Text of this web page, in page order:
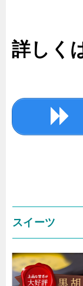
詳しく
スイーツ